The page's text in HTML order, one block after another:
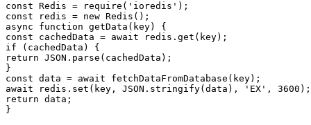
const Redis = require('ioredis');
const redis = new Redis();
async function getData(key) {
const cachedData = await redis.get(key);
if (cachedData) {
return JSON.parse(cachedData);
}
const data = await fetchDataFromDatabase(key);
await redis.set(key, JSON.stringify(data), 'EX', 3600);
return data;